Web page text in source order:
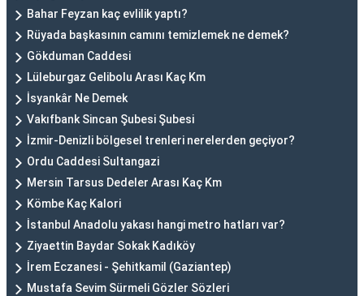
Bahar Feyzan kaç evlilik yaptı?
Rüyada başkasının camını temizlemek ne demek?
Gökduman Caddesi
Lüleburgaz Gelibolu Arası Kaç Km
İsyankâr Ne Demek
Vakıfbank Sincan Şubesi Şubesi
İzmir-Denizli bölgesel trenleri nerelerden geçiyor?
Ordu Caddesi Sultangazi
Mersin Tarsus Dedeler Arası Kaç Km
Kömbe Kaç Kalori
İstanbul Anadolu yakası hangi metro hatları var?
Ziyaettin Baydar Sokak Kadıköy
İrem Eczanesi - Şehitkamil (Gaziantep)
Mustafa Sevim Sürmeli Gözler Sözleri